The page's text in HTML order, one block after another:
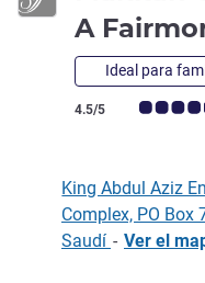
A
Ideal para
Nota de clientes de
4.5/5
King Abdul Aziz
Complex, PO Box
Saudí - Ver el